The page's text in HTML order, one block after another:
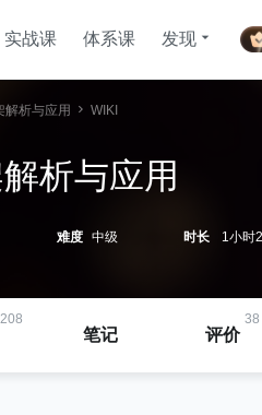
实战课 体系课 发现
解析与应用 WIKI
析与应用
难度 中级 时长 1小时
208
笔记
38
评价